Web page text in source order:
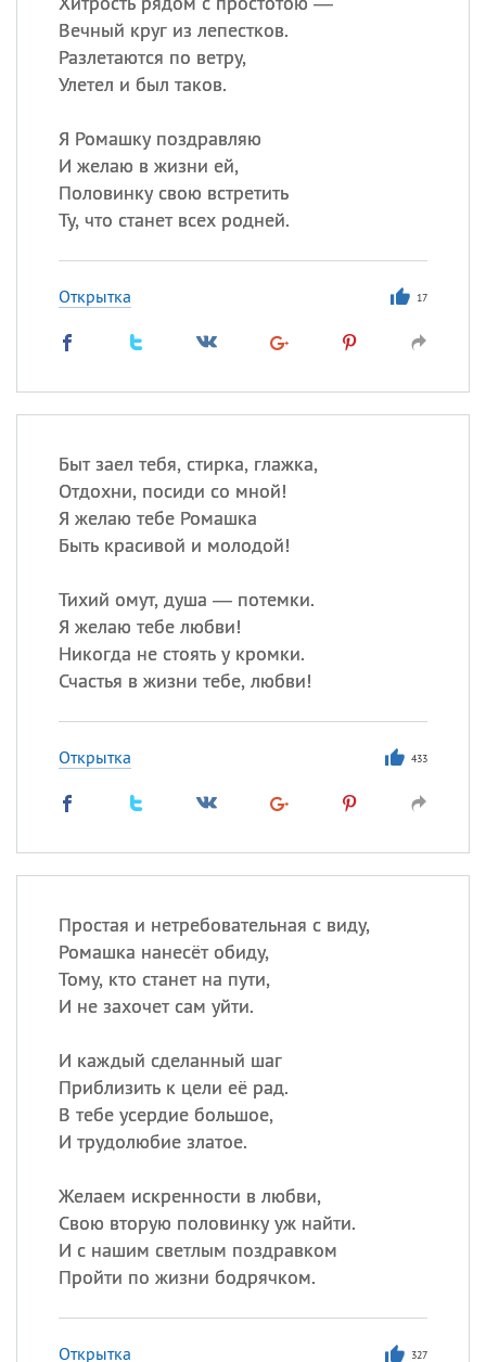
Вечный круг из лепестков.
Разлетаются по ветру,
Улетел и был таков.
Я Ромашку поздравляю
И желаю в жизни ей,
Половинку свою встретить
Ту, что станет всех родней.
Открытка 17
Быт заел тебя, стирка, глажка,
Отдохни, посиди со мной!
Я желаю тебе Ромашка
Быть красивой и молодой!
Тихий омут, душа — потемки.
Я желаю тебе любви!
Никогда не стоять у кромки.
Счастья в жизни тебе, любви!
Открытка 433
Простая и нетребовательная с виду,
Ромашка нанесёт обиду,
Тому, кто станет на пути,
И не захочет сам уйти.
И каждый сделанный шаг
Приблизить к цели её рад.
В тебе усердие большое,
И трудолюбие златое.
Желаем искренности в любви,
Свою вторую половинку уж найти.
И с нашим светлым поздравком
Пройти по жизни бодрячком.
Открытка 327